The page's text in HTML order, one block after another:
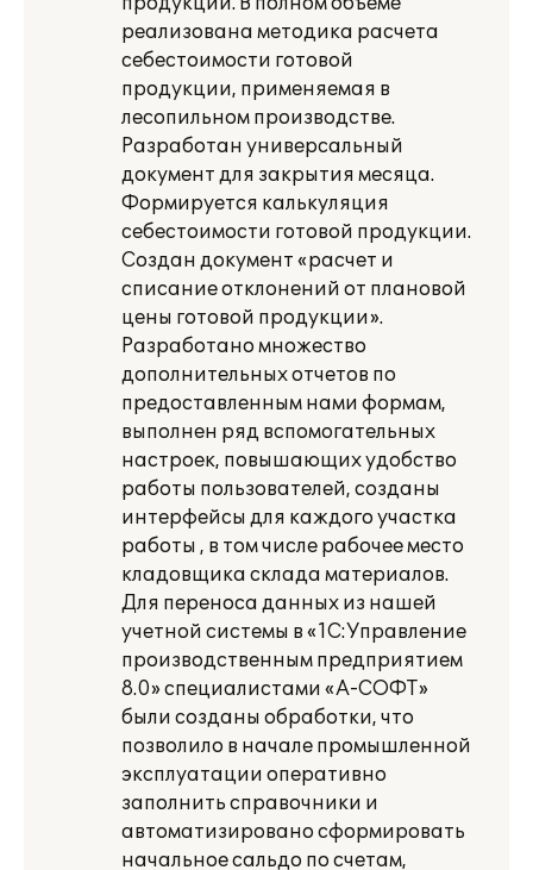
реализована методика расчета
себестоимости готовой
продукции, применяемая в
лесопильном производстве.
Разработан универсальный
документ для закрытия месяца.
Формируется калькуляция
себестоимости готовой продукции.
Создан документ «расчет и
списание отклонений от плановой
цены готовой продукции».
Разработано множество
дополнительных отчетов по
предоставленным нами формам,
выполнен ряд вспомогательных
настроек, повышающих удобство
работы пользователей, созданы
интерфейсы для каждого участка
работы , в том числе рабочее место
кладовщика склада материалов.
Для переноса данных из нашей
учетной системы в «1С:Управление
производственным предприятием
8.0» специалистами «А-СОФТ»
были созданы обработки, что
позволило в начале промышленной
эксплуатации оперативно
заполнить справочники и
автоматизировано сформировать
начальное сальдо по счетам,